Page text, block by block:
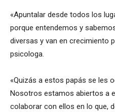
«Apuntalar desde todos los
porque entendemos y
diversas y van en crecimiento
psicologa.
«Quizás a estos papás se les
Nosotros estamos abiertos a
colaborar con ellos en lo que,